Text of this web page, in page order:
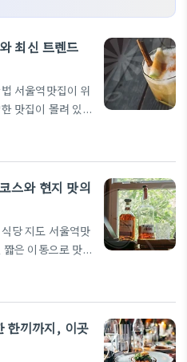
최신 트렌드
서울역맛집이 위
맛집이 몰려 있
피로를 줄인다.
이 현지 분위기
. 퇴근 시간대나
동 동선을 사전
를 비교해 보는
은 특정 요리의 집
…
스와 현지 맛의
당 지도 서울역맛
은 이동으로 맛
심으로 구역을 나
초입 골목에는 국
게 한 끼를 때우기
특선으로 가격
한끼까지, 이곳